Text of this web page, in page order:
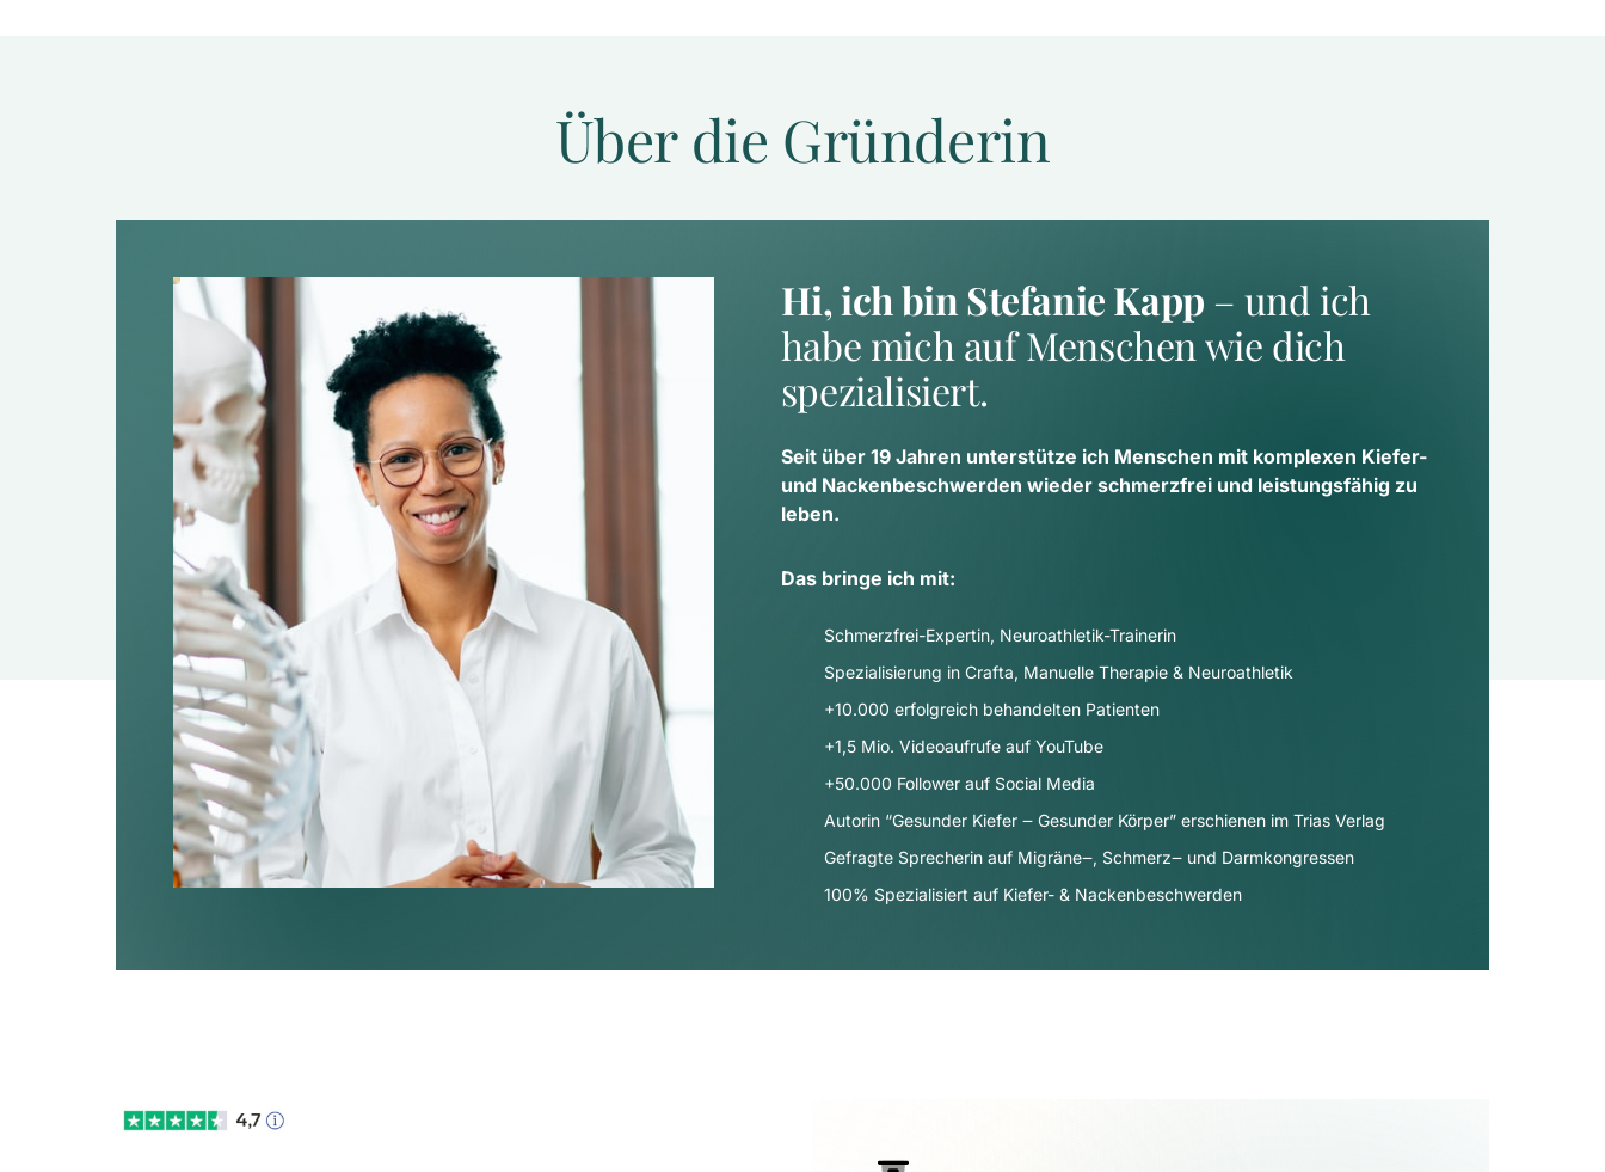
Über die Gründerin
Hi, ich bin Stefanie Kapp – und ich
habe mich auf Menschen wie dich
spezialisiert.
Seit über 19 Jahren unterstütze ich Menschen mit komplexen Kiefer-
und Nackenbeschwerden wieder schmerzfrei und leistungsfähig zu
leben.
Das bringe ich mit:
Schmerzfrei-Expertin, Neuroathletik-Trainerin
Spezialisierung in Crafta, Manuelle Therapie & Neuroathletik
+10.000 erfolgreich behandelten Patienten
+1,5 Mio. Videoaufrufe auf YouTube
+50.000 Follower auf Social Media​
Autorin “Gesunder Kiefer ‒ Gesunder Körper” erschienen im Trias Verlag
Gefragte Sprecherin auf Migräne‒, Schmerz‒ und Darmkongressen
100% Spezialisiert auf Kiefer- & Nackenbeschwerden